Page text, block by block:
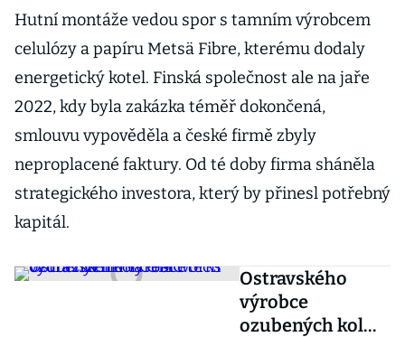
Hutní montáže vedou spor s tamním výrobcem
celulózy a papíru Metsä Fibre, kterému dodaly
energetický kotel. Finská společnost ale na jaře
2022, kdy byla zakázka téměř dokončená,
smlouvu vypověděla a české firmě zbyly
neproplacené faktury. Od té doby firma sháněla
strategického investora, který by přinesl potřebný
kapitál.
Ostravského
výrobce
ozubených kol